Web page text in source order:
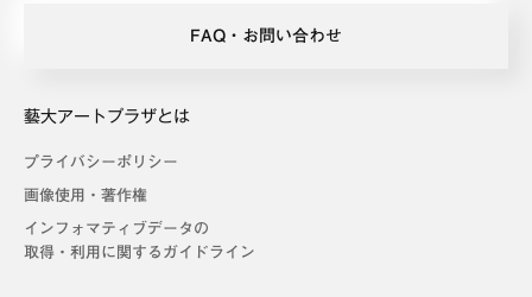
FAQ・お問い合わせ
藝大アートプラザとは
プライバシーポリシー
画像使用・著作権
インフォマティブデータの
取得・利用に関するガイドライン